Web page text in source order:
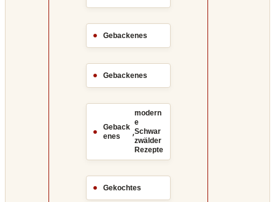
Gebackenes
Gebackenes
Geback
enes
,
modern
e
Schwar
zwälder
Rezepte
Gekochtes